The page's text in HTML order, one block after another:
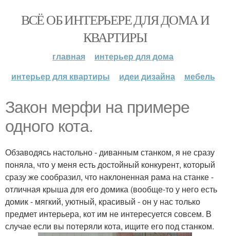
ВСЁ ОБ ИНТЕРЬЕРЕ ДЛЯ ДОМА И
КВАРТИРЫ
главная
интерьер для дома
интерьер для квартиры
идеи дизайна мебель
Закон мерфи на примере
одного кота.
Обзаводясь настольно - диванным станком, я не сразу
поняла, что у меня есть достойный конкурент, который
сразу же сообразил, что наклоненная рама на станке -
отличная крыша для его домика (вообще-то у него есть
домик - мягкий, уютный, красивый - он у нас только
предмет интерьера, кот им не интересуется совсем. В
случае если вы потеряли кота, ищите его под станком.